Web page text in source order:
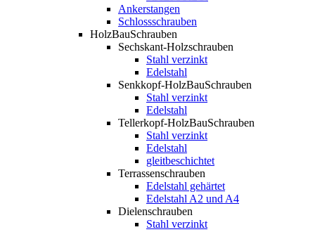
Ankerstangen
Schlossschrauben
HolzBauSchrauben
Sechskant-Holzschrauben
Stahl verzinkt
Edelstahl
Senkkopf-HolzBauSchrauben
Stahl verzinkt
Edelstahl
Tellerkopf-HolzBauSchrauben
Stahl verzinkt
Edelstahl
gleitbeschichtet
Terrassenschrauben
Edelstahl gehärtet
Edelstahl A2 und A4
Dielenschrauben
Stahl verzinkt